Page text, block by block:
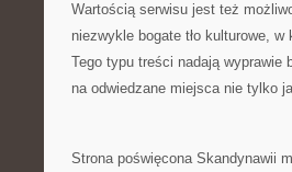
Wartością serwisu jest też
niezwykle bogate tło kulturowe,
Tego typu treści nadają
na odwiedzane miejsca nie tylko
Strona poświęcona Skandynawii